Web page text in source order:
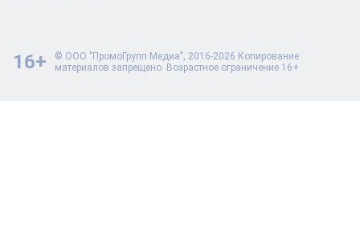
© ООО "ПромоГрупп Медиа", 2016-2026 Копирование
материалов запрещено. Возрастное ограничение 16+
16+